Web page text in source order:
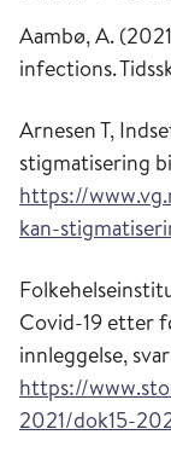
Aambø, A.
infections.
Arnesen T,
stigmatisering
https://
kan-
Covid-19 etter
innleggelse,
https://
2021/dok15-